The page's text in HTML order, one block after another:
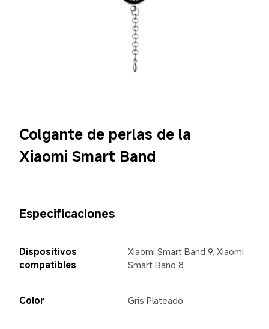
Colgante de perlas de la
Xiaomi Smart Band
Especificaciones
Dispositivos
compatibles
Xiaomi Smart Band 9, Xiaomi
Smart Band 8
Color Gris Plateado